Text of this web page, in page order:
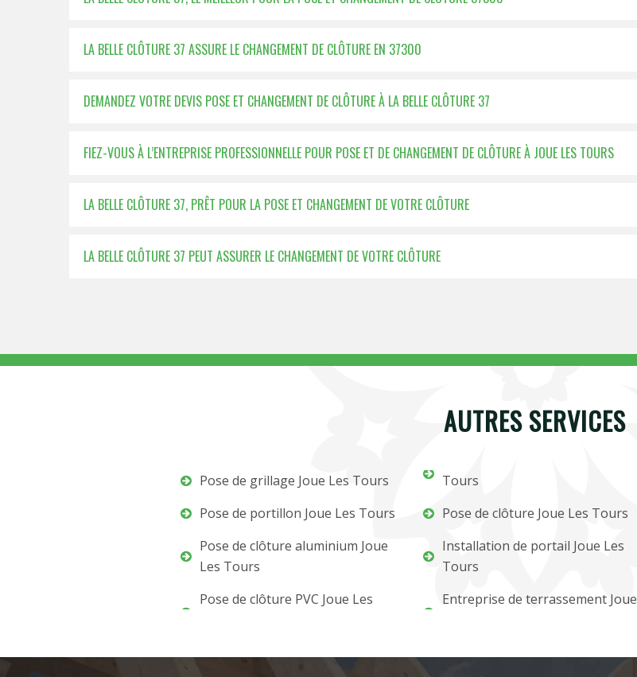
LA BELLE CLÔTURE 37 ASSURE LE CHANGEMENT DE CLÔTURE EN 37300
DEMANDEZ VOTRE DEVIS POSE ET CHANGEMENT DE CLÔTURE À LA BELLE CLÔTURE 37
FIEZ-VOUS À L’ENTREPRISE PROFESSIONNELLE POUR POSE ET DE CHANGEMENT DE CLÔTURE À JOUE LES TOURS
LA BELLE CLÔTURE 37, PRÊT POUR LA POSE ET CHANGEMENT DE VOTRE CLÔTURE
LA BELLE CLÔTURE 37 PEUT ASSURER LE CHANGEMENT DE VOTRE CLÔTURE
AUTRES SERVICES
Pose de grillage Joue Les Tours
Pose de portillon Joue Les Tours
Pose de clôture aluminium Joue
Les Tours
Pose de clôture PVC Joue Les
Tours
Pose de clôture Joue Les Tours
Installation de portail Joue Les
Tours
Entreprise de terrassement Joue